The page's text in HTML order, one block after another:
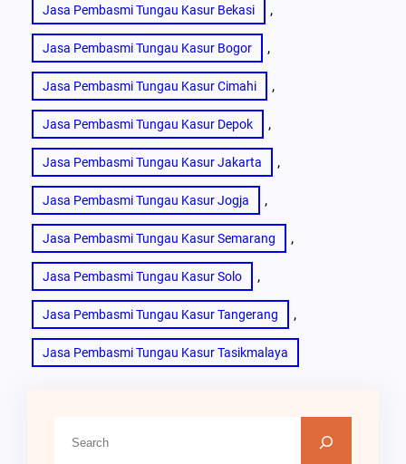
Jasa Pembasmi Tungau Kasur Bekasi ,
Jasa Pembasmi Tungau Kasur Bogor ,
Jasa Pembasmi Tungau Kasur Cimahi ,
Jasa Pembasmi Tungau Kasur Depok ,
Jasa Pembasmi Tungau Kasur Jakarta ,
Jasa Pembasmi Tungau Kasur Jogja ,
Jasa Pembasmi Tungau Kasur Semarang ,
Jasa Pembasmi Tungau Kasur Solo ,
Jasa Pembasmi Tungau Kasur Tangerang ,
Jasa Pembasmi Tungau Kasur Tasikmalaya